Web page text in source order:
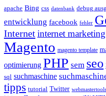
apache Bing css datenbank debug
entwicklung facebook fehler
Internetinternet marketing
Magento magento template
optimierung PHP sem seo
sql suchmaschine
tipps tutorial Twitter webmastertools